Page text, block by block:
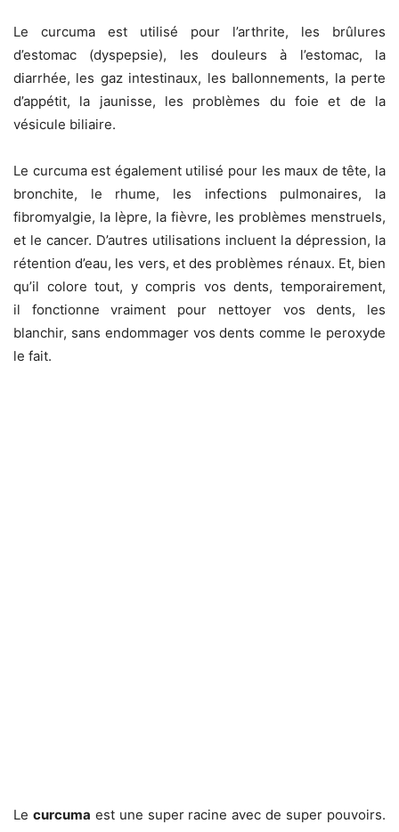
Le curcuma est utilisé pour l’arthrite, les brûlures
d’estomac (dyspepsie), les douleurs à l’estomac, la
diarrhée, les gaz intestinaux, les ballonnements, la perte
d’appétit, la jaunisse, les problèmes du foie et de la
vésicule biliaire.
Le curcuma est également utilisé pour les maux de tête, la
bronchite, le rhume, les infections pulmonaires, la
fibromyalgie, la lèpre, la fièvre, les problèmes menstruels,
et le cancer. D’autres utilisations incluent la dépression, la
rétention d’eau, les vers, et des problèmes rénaux. Et, bien
qu’il colore tout, y compris vos dents, temporairement,
il fonctionne vraiment pour nettoyer vos dents, les
blanchir, sans endommager vos dents comme le peroxyde
le fait.
Le curcuma est une super racine avec de super pouvoirs.